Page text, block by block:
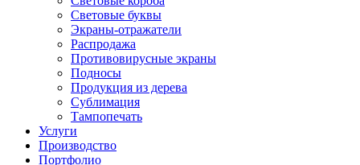
Световые буквы
Экраны-отражатели
Распродажа
Противовирусные экраны
Подносы
Продукция из дерева
Сублимация
Тампопечать
Услуги
Производство
Портфолио